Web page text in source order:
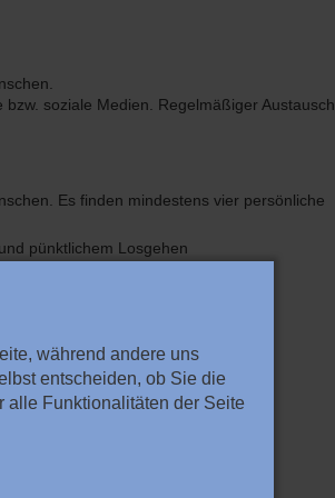
soziale Medien. Regelmäßiger Austausch
Es finden mindestens vier persönliche
pünktlichem Losgehen
Metallbearbeiter*in, Fachkraft für
der jungen Menschen
während andere uns
entscheiden, ob Sie die
alle Funktionalitäten der Seite